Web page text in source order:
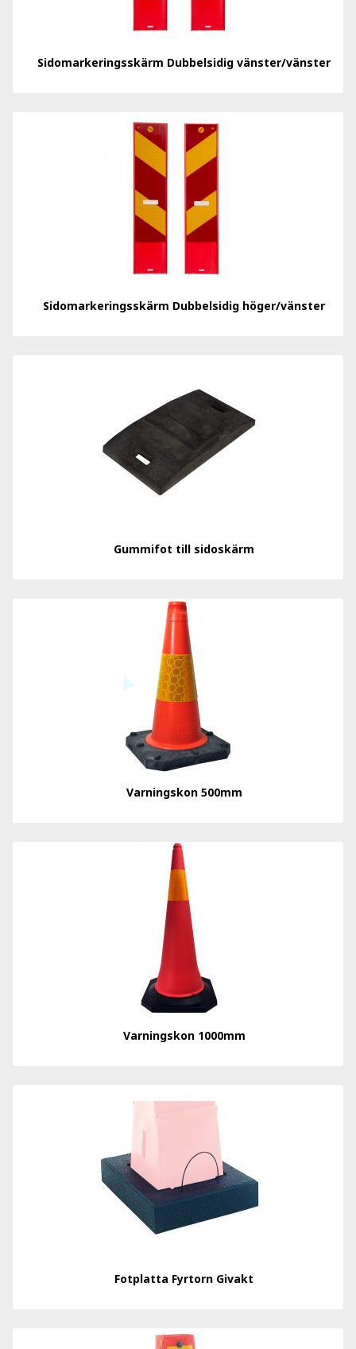
Sidomarkeringsskärm Dubbelsidig vänster/vänster
Sidomarkeringsskärm Dubbelsidig höger/vänster
Gummifot till sidoskärm
Varningskon 500mm
Varningskon 1000mm
Fotplatta Fyrtorn Givakt